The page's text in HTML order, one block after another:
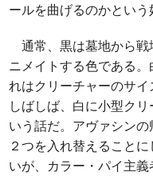
ールを曲げるのかという
通常、黒は墓地から戦
ニメイトする色である
れはクリーチャーのサイ
しばしば、白に小型ク
いう話だ。アヴァシン
２つを入れ替えること
いが、カラー・パイ主